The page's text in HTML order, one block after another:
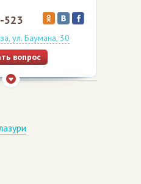
523
ул. Баумана, 30
вопрос